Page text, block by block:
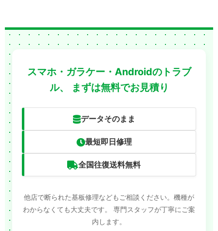
スマホ・ガラケー・Androidのトラブ
ル、
まずは無料でお見積り
データそのまま
最短即日修理
全国往復送料無料
他店で断られた基板修理などもご相談ください。機種が
わからなくても大丈夫です。
専門スタッフが丁寧にご案
内します。